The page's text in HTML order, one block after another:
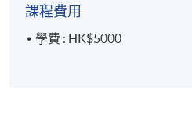
課程費用
學費 : HK$5000